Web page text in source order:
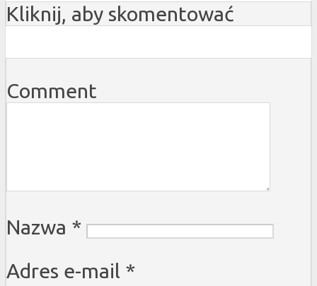
Kliknij, aby skomentować
Comment
Nazwa *
Adres e-mail *